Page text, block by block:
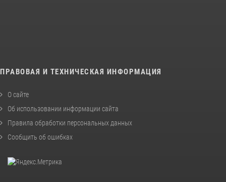
ПРАВОВАЯ И ТЕХНИЧЕСКАЯ ИНФОРМАЦИЯ
О сайте
Об использовании информации сайта
Правила обработки персональных данных
Сообщить об ошибках